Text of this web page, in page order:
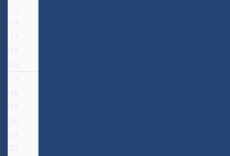
12
13
14
15
16
17
18
19
20
21
22